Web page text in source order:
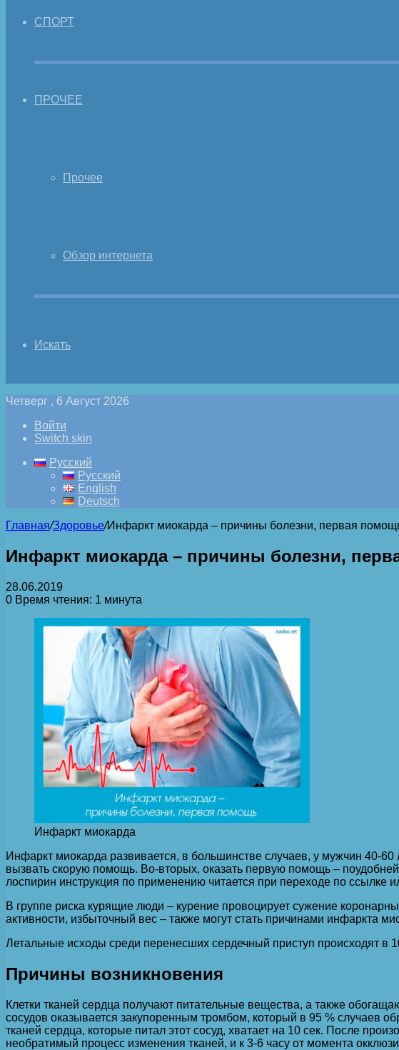
СПОРТ
ПРОЧЕЕ
Прочее
Обзор интернета
Искать
Четверг , 6 Август 2026
Войти
Switch skin
Русский
Русский
English
Deutsch
Главная/Здоровье/Инфаркт миокарда – причины болезни, первая
Инфаркт миокарда – причины болезни,
28.06.2019
0 Время чтения: 1 минута
Инфаркт миокарда
Инфаркт миокарда развивается, в большинстве случаев, у мужчин 40-
вызвать скорую помощь. Во-вторых, оказать первую помощь –
лоспирин инструкция по применению читается при переходе по ссылке
В группе риска курящие люди – курение провоцирует сужение
активности, избыточный вес – также могут стать причинами инфаркта
Летальные исходы среди перенесших сердечный приступ происходят в
Причины возникновения
Клетки тканей сердца получают питательные вещества, а также
сосудов оказывается закупоренным тромбом, который в 95 % случаев
тканей сердца, которые питал этот сосуд, хватает на 10 сек. После
необратимый процесс изменения тканей, и к 3-6 часу от момента